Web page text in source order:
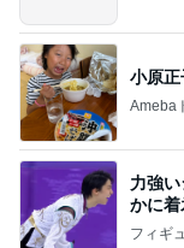
小原
Ameba
力強
かに
なす
フィギ